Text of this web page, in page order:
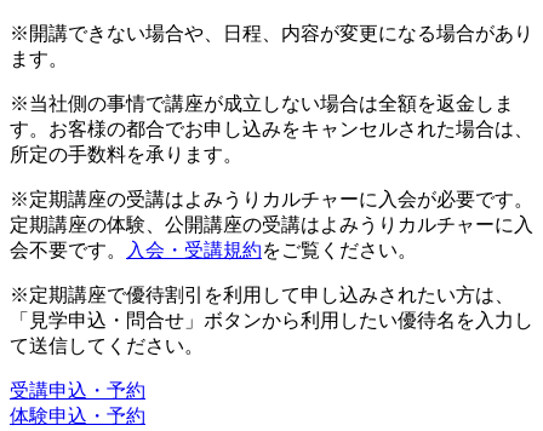
※開講できない場合や、日程、内容が変更になる場合があり
ます。
※当社側の事情で講座が成立しない場合は全額を返金しま
す。お客様の都合でお申し込みをキャンセルされた場合は、
所定の手数料を承ります。
※定期講座の受講はよみうりカルチャーに入会が必要です。
定期講座の体験、公開講座の受講はよみうりカルチャーに入
会不要です。
入会・受講規約をご覧ください。
※定期講座で優待割引を利用して申し込みされたい方は、
「見学申込・問合せ」ボタンから利用したい優待名を入力し
て送信してください。
受講申込・予約
体験申込・予約